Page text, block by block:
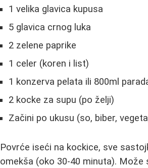
1 velika glavica kupusa
5 glavica crnog luka
2 zelene paprike
1 celer (koren i list)
1 konzerva pelata ili 800ml
2 kocke za supu (po želji)
Začini po ukusu (so, biber,
Povrće iseći na kockice, sve
omekša (oko 30-40 minuta).